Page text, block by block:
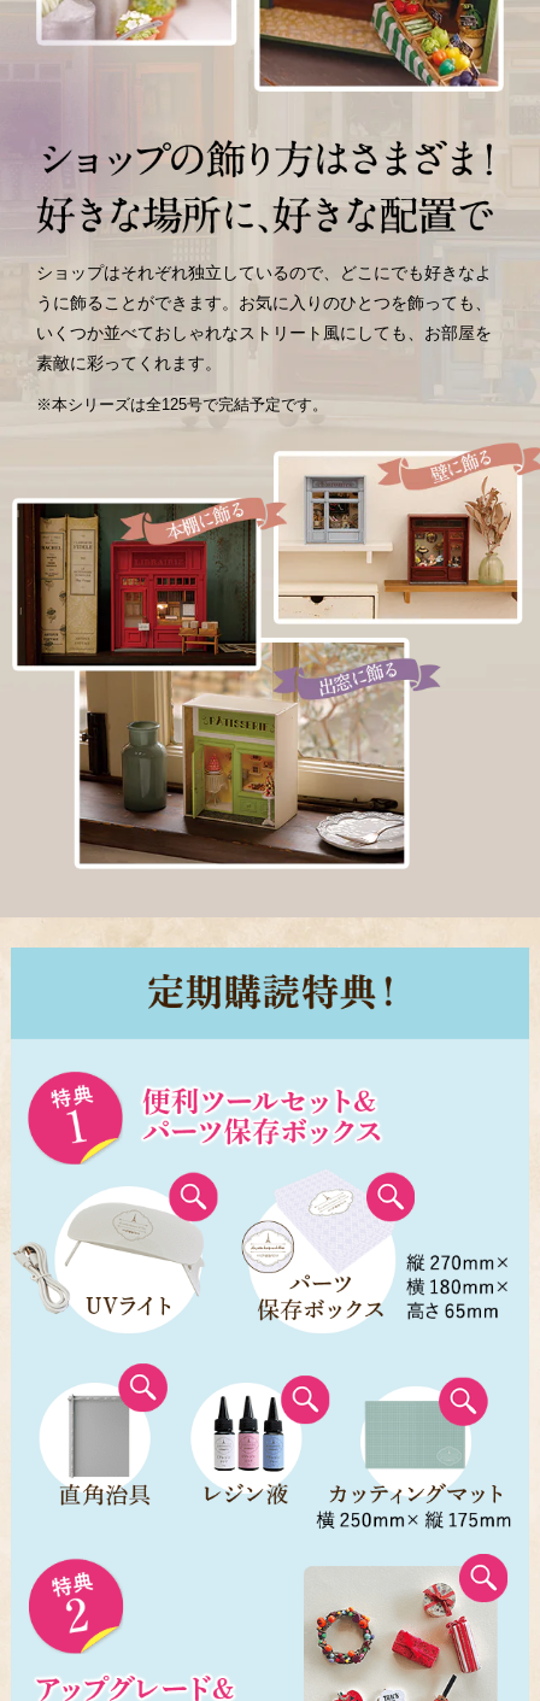
ショップはそれぞれ独立しているので、どこにでも好きなよ
うに飾ることができます。お気に入りのひとつを飾っても、
いくつか並べておしゃれなストリート風にしても、 お部屋を
素敵に彩ってくれます。
※本シリーズは全125号で完結予定です。